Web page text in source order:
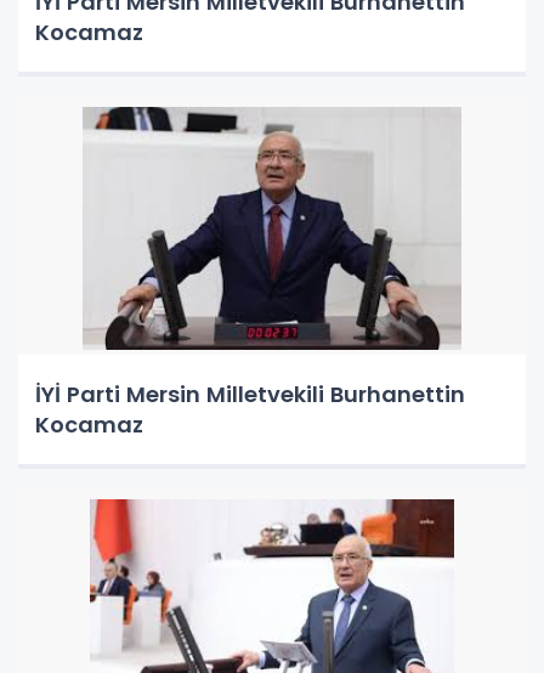
Kocamaz
İYİ Parti Mersin Milletvekili Burhanettin
Kocamaz